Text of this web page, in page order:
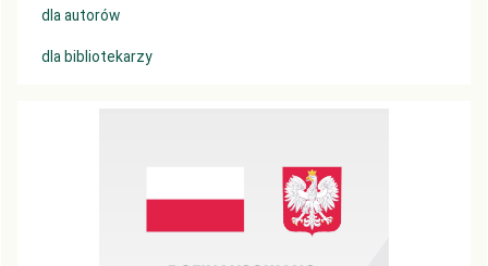
dla autorów
dla bibliotekarzy